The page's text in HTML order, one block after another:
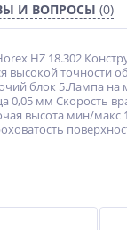
И ВОПРОСЫ (0)
HZ 18.302
высокой
блок 5.Лампа на
0,05 мм Скорость
высота мин/